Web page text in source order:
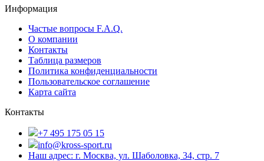
Информация
Частые вопросы F.A.Q.
О компании
Контакты
Таблица размеров
Политика конфиденциальности
Пользовательское соглашение
Карта сайта
Контакты
+7 495 175 05 15
info@kross-sport.ru
Наш адрес: г. Москва, ул. Шаболовка, 34, стр. 7